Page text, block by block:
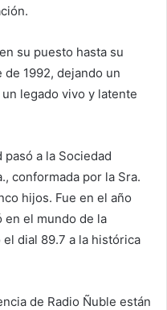
su puesto hasta su
1992, dejando un
legado vivo y latente
a la Sociedad
conformada por la Sra.
hijos. Fue en el año
en el mundo de la
dial 89.7 a la histórica
de Radio Ñuble están